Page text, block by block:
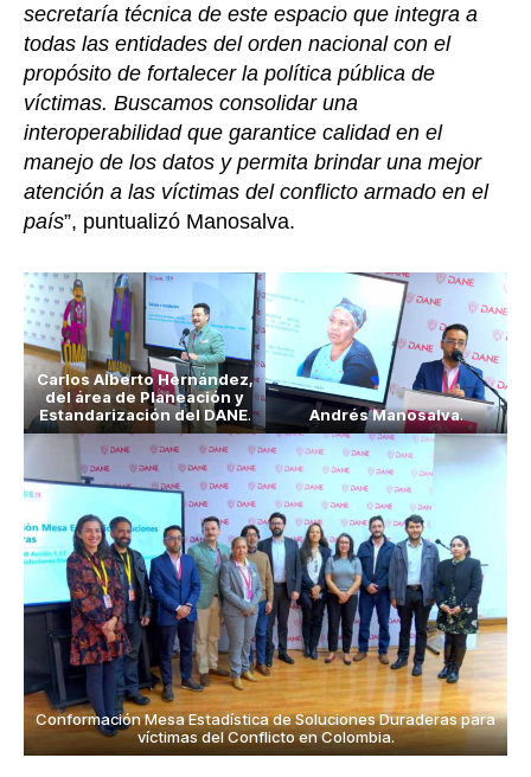
secretaría técnica de este espacio que integra a
todas las entidades del orden nacional con el
propósito de fortalecer la política pública de
víctimas. Buscamos consolidar una
interoperabilidad que garantice calidad en el
manejo de los datos y permita brindar una mejor
atención a las víctimas del conflicto armado en el
país”, puntualizó Manosalva.
Carlos Alberto Hernández,
del área de Planeación y
Estandarización del DANE. Andrés Manosalva.
Conformación Mesa Estadística de Soluciones Duraderas para
víctimas del Conflicto en Colombia.